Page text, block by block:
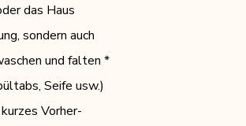
das Haus
sondern auch
und falten *
Seife usw.)
Vorher-